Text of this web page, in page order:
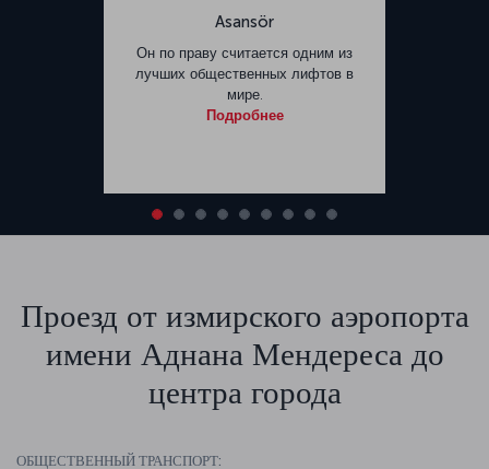
Asansör
Он по праву считается одним из
лучших общественных лифтов в
мире.
Подробнее
Проезд от измирского аэропорта
имени Аднана Мендереса до
центра города
ОБЩЕСТВЕННЫЙ ТРАНСПОРТ: